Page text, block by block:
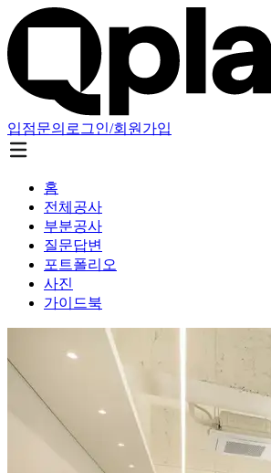
입점문의 로그인/회원가입
홈
전체공사
부분공사
질문답변
포트폴리오
사진
가이드북